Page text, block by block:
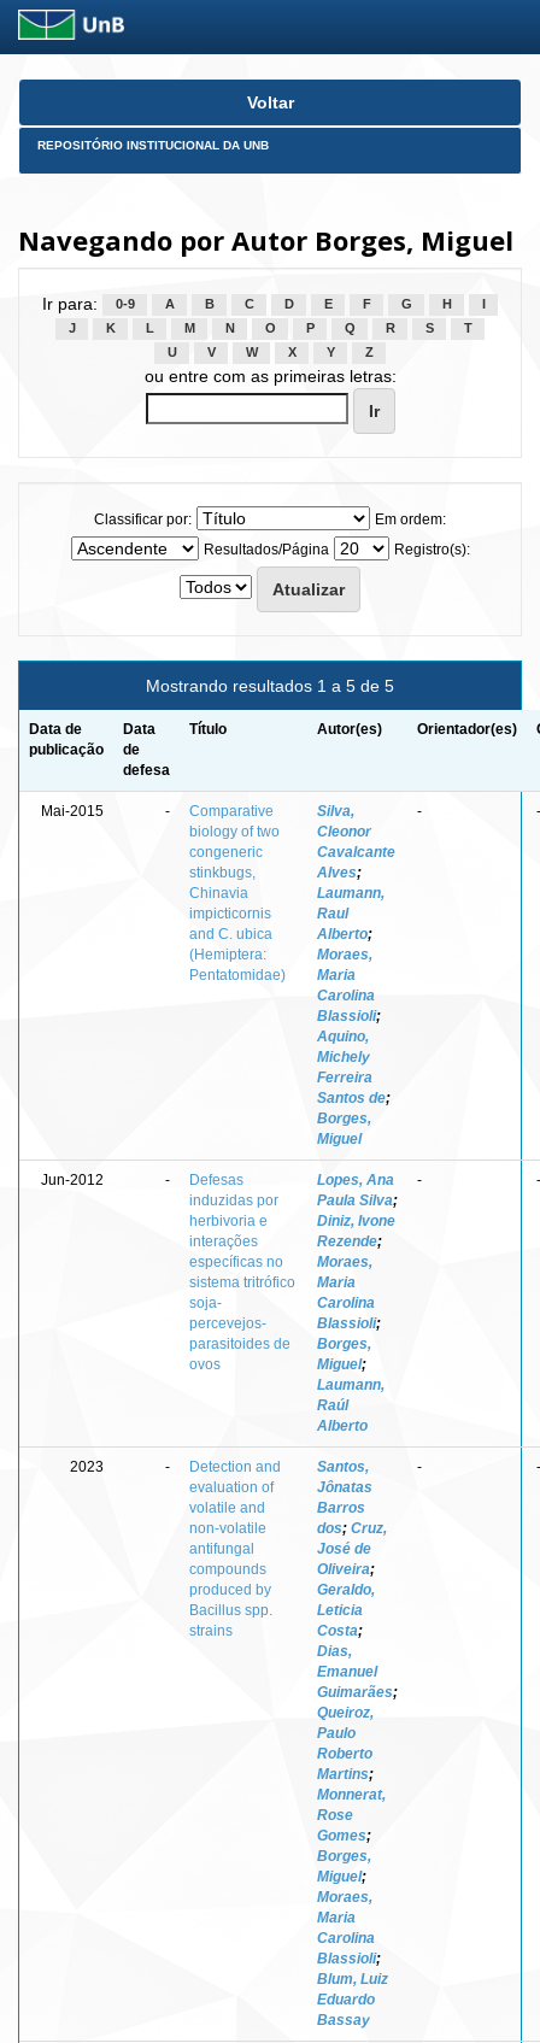
Skip
Voltar
REPOSITÓRIO INSTITUCIONAL DA UNB
Navegando por Autor Borges, Miguel
Ir para: 0-9 A B C D E F G H
J
K L M N O P Q R S
T
U
V W X Y Z
ou entre com as primeiras letras:
Classificar por:
Em ordem:
Resultados/Página
Registro(s):
Mostrando resultados 1 a 5 de 5
Data de
publicação
Data
de
defesa
Título Autor(es) Orientador(es)
Mai-2015 -
Comparative
biology of two
congeneric
stinkbugs,
Chinavia
impicticornis
and C. ubica
(Hemiptera:
Pentatomidae)
Silva,
Cleonor
Cavalcante
Alves;
Laumann,
Raul
Alberto;
Moraes,
Maria
Carolina
Blassioli;
Aquino,
Michely
Ferreira
Santos de;
Borges,
Miguel
- -
Jun-2012 -
Defesas
induzidas por
herbivoria e
interações
específicas no
sistema tritrófico
soja-
percevejos-
parasitoides de
ovos
Lopes, Ana
Paula Silva;
Diniz, Ivone
Rezende;
Moraes,
Maria
Carolina
Blassioli;
Borges,
Miguel;
Laumann,
Raúl
Alberto
- -
2023 -
Detection and
evaluation of
volatile and
non-volatile
antifungal
compounds
produced by
Bacillus spp.
strains
Santos,
Jônatas
Barros
dos; Cruz,
José de
Oliveira;
Geraldo,
Leticia
Costa;
Dias,
Emanuel
Guimarães;
Queiroz,
Paulo
Roberto
Martins;
Monnerat,
Rose
Gomes;
Borges,
Miguel;
Moraes,
Maria
Carolina
Blassioli;
Blum, Luiz
Eduardo
Bassay
- -